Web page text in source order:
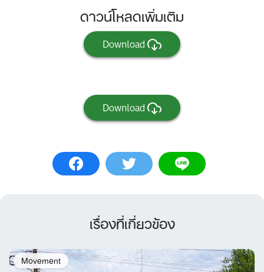
ดาวน์โหลดเพิ่มเติม
Download
Download
เรื่องที่เกี่ยวข้อง
Movement